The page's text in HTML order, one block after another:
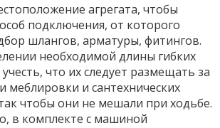
агрегата, чтобы
подключения, от которого
шлангов, арматуры, фитингов.
необходимой длины гибких
что их следует размещать за
меблировки и сантехнических
чтобы они не мешали при ходьбе.
в комплекте с машиной